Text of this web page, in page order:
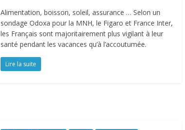
Alimentation, boisson, soleil, assurance … Selon un
sondage Odoxa pour la MNH, le Figaro et France Inter,
les Français sont majoritairement plus vigilant à leur
santé pendant les vacances qu’à l’accoutumée.
Lire la suite